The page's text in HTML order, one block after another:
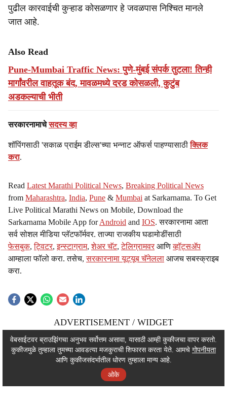
पुढील कारवाईची कुऱ्हाड कोसळणार हे जवळपास निश्चित मानले
जात आहे.
Also Read
Pune-Mumbai Traffic News: पुणे-मुंबई संपर्क तुटला! तिन्ही
मार्गांवरील वाहतूक बंद, मावळमध्ये दरड कोसळली, कुटुंब
अडकल्याची भीती
सरकारनामाचेसदस्य व्हा
शॉपिंगसाठी 'सकाळ प्राईम डील्स'च्या भन्नाट ऑफर्स पाहण्यासाठीक्लिक
करा.
Read Latest Marathi Political News, Breaking Political News
from Maharashtra, India, Pune & Mumbai at Sarkarnama. To Get
Live Political Marathi News on Mobile, Download the
Sarkarnama Mobile App forAndroid and IOS. सरकारनामा आता
सर्व सोशल मीडिया प्लॅटफॉर्मवर. ताज्या राजकीय घडामोडींसाठी
फेसबुक,ट्विटर,इन्स्टाग्राम,शेअर चॅट,टेलिग्रामवर आणिव्हॉट्सॲप
आम्हाला फॉलो करा. तसेच,सरकारनामा यूट्यूब चॅनेलला आजच सबस्क्राइब
करा.
ADVERTISEMENT / WIDGET
ADVERTISEMENT / WIDGET
ADVERTISEMENT / WIDGET
वेबसाईटवर ब्राउझिंगचा अनुभव सर्वोत्तम असावा, यासाठी आम्ही कुकीजचा वापर करतो.
कुकीजमुळे तुम्हाला तुमच्या आवडत्या मजकुराची शिफारस करता येते. आमचे गोपनीयता
आणि कुकीजसंदर्भातील धोरण तुम्हाला मान्य आहे.
ओके